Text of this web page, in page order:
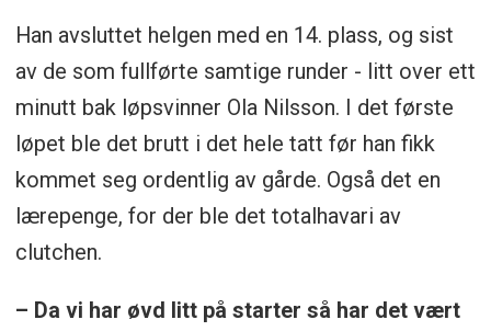
Han avsluttet helgen med en 14. plass, og sist
av de som fullførte samtige runder - litt over ett
minutt bak løpsvinner Ola Nilsson. I det første
løpet ble det brutt i det hele tatt før han fikk
kommet seg ordentlig av gårde. Også det en
lærepenge, for der ble det totalhavari av
clutchen.
– Da vi har øvd litt på starter så har det vært